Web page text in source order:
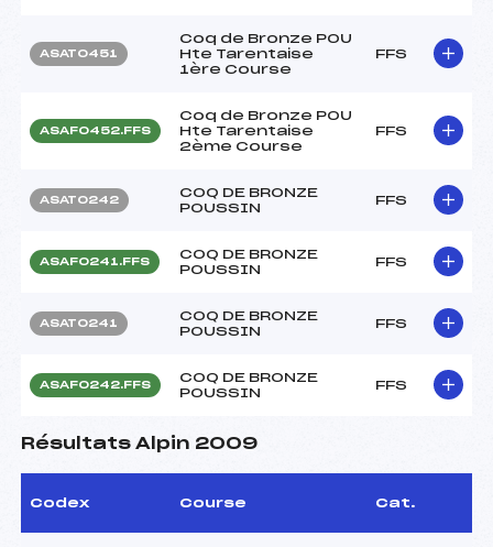
ASAT0451
Coq de Bronze POU
Hte Tarentaise
1ère Course
FFS
ASAF0452.FFS
Coq de Bronze POU
Hte Tarentaise
2ème Course
FFS
ASAT0242
COQ DE BRONZE
POUSSIN
FFS
ASAF0241.FFS
COQ DE BRONZE
POUSSIN
FFS
ASAT0241
COQ DE BRONZE
POUSSIN
FFS
ASAF0242.FFS
COQ DE BRONZE
POUSSIN
FFS
Résultats Alpin 2009
Codex Course Cat.